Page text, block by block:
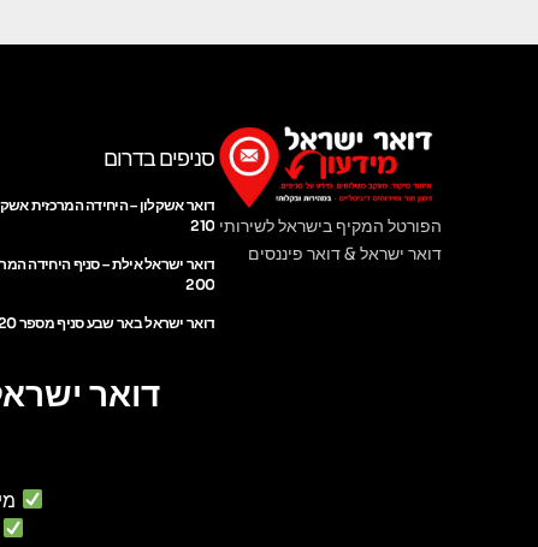
הפורטל המקיף בישראל לשירותי
דואר ישראל & דואר פיננסים
סניפים בדרום
דואר אשקלון – היחידה המרכזית
210
דואר ישראל אילת – סניף היחידה
200
דואר ישראל באר שבע סניף מספר 220
דואר